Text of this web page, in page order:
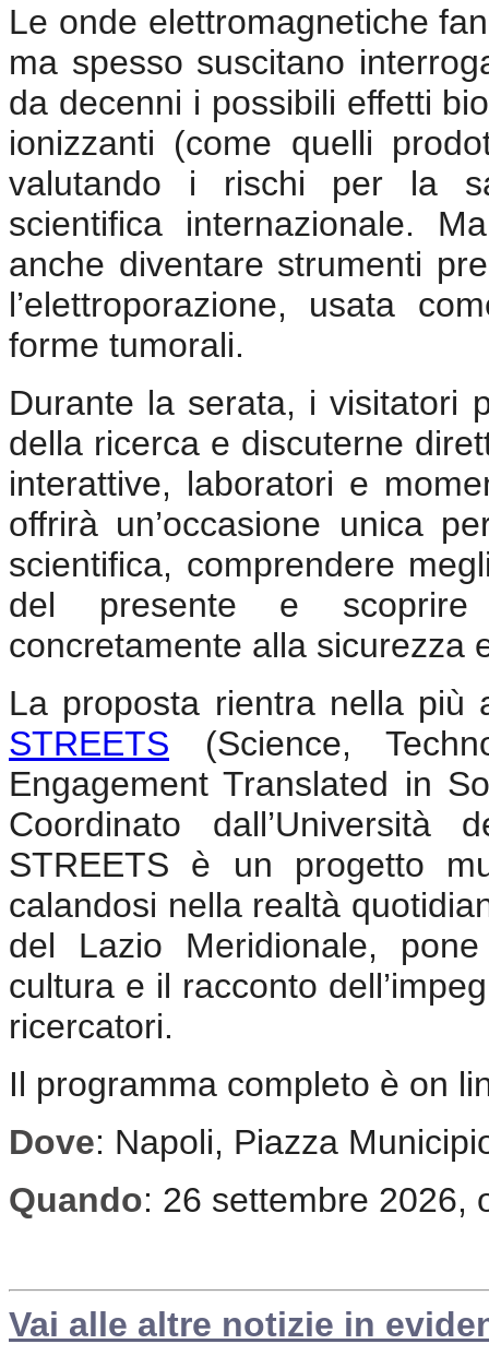
Le onde elettromagnetiche
ma spesso suscitano
da decenni i possibili effetti
ionizzanti (come quelli
valutando i rischi per la
scientifica internazionale.
anche diventare strumenti
l’elettroporazione, usata
forme tumorali.
Durante la serata, i visitatori
della ricerca e discuterne
interattive, laboratori e
offrirà un’occasione unica
scientifica, comprendere
del presente e scoprire
concretamente alla sicurezza
La proposta rientra nella
STREETS (Science,
Engagement Translated in
Coordinato
STREETS è un progetto
calandosi nella realtà
del Lazio Meridionale,
cultura e il racconto
ricercatori.
Il programma completo è on
Dove: Napoli, Piazza
Quando: 26 settembre 2026,
Vai alle altre notizie in